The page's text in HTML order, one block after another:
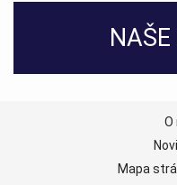
NAŠE
O
Mapa